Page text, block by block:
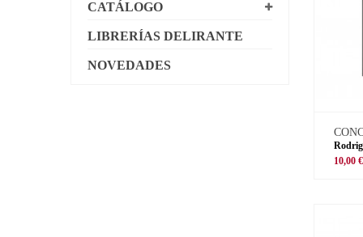
CATÁLOGO
LIBRERÍAS DELIRANTE
NOVEDADES
10,00 €